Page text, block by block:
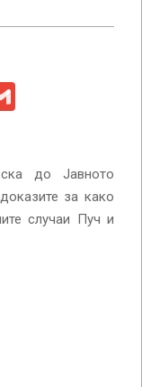
до Јавното
за како
случаи Пуч и